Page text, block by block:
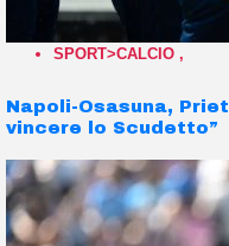
SPORT>CALCIO ,
Napoli-Osasuna,
vincere lo Scudetto”